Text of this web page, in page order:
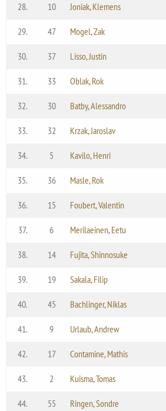
28. 10 Joniak, Klemens
29. 47 Mogel, Zak
30. 37 Lisso, Justin
31. 33 Oblak, Rok
32. 30 Batby, Alessandro
33. 32 Krzak, Jaroslav
34. 5 Kavilo, Henri
35. 36 Masle, Rok
36. 15 Foubert, Valentin
37. 6 Merilaeinen, Eetu
38. 14 Fujita, Shinnosuke
39. 19 Sakala, Filip
40. 45 Bachlinger, Niklas
41. 9 Urlaub, Andrew
42. 17 Contamine, Mathis
43. 2 Kuisma, Tomas
44. 55 Ringen, Sondre